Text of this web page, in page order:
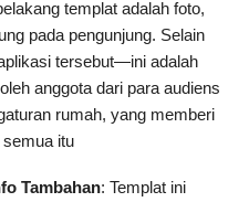
templat adalah foto,
pada pengunjung. Selain
tersebut—ini adalah
anggota dari para audiens
rumah, yang memberi
semua itu
Tambahan: Templat ini